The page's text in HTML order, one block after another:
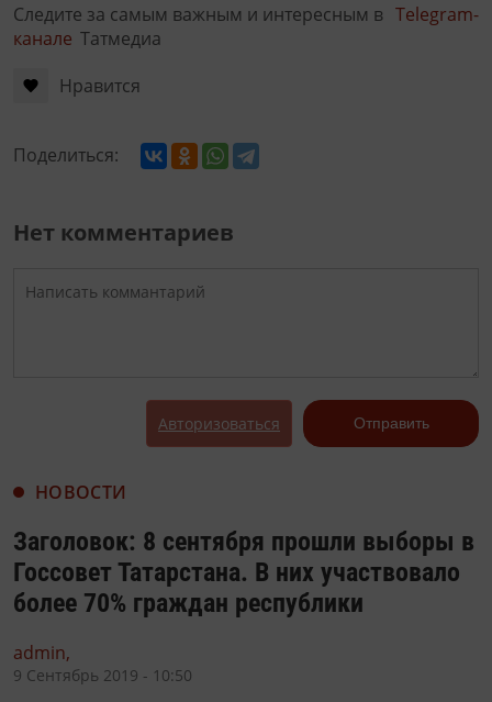
Следите за самым важным и интересным в Telegram-
канале Татмедиа
Нравится
Поделиться:
Нет комментариев
Авторизоваться Отправить
НОВОСТИ
Заголовок: 8 сентября прошли выборы в
Госсовет Татарстана. В них участвовало
более 70% граждан республики
admin,
9 Сентябрь 2019 - 10:50